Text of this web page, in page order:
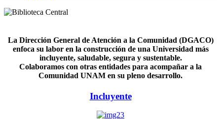
La Dirección General de Atención a la Comunidad (DGACO)
enfoca su labor en la construcción de una Universidad más
incluyente, saludable, segura y sustentable.
Colaboramos con otras entidades para acompañar a la
Comunidad UNAM en su pleno desarrollo.
Incluyente